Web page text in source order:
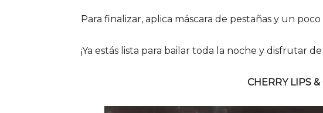
Para finalizar, aplica máscara de pestañas y un
¡Ya estás lista para bailar toda la noche y disfrutar de
CHERRY LIPS &